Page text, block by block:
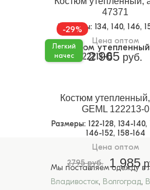
47371
Размеры: 134, 140, 146,
Цена оптом
2 965 руб.
-29%
Легкий
начес
Костюм утепленный,
GEML 122213-0
Размеры: 122-128, 134-
146-152, 158-164
Цена оптом
2795 руб.
1 985
Мы поставляем одежду в
Владивосток, Волгоград,